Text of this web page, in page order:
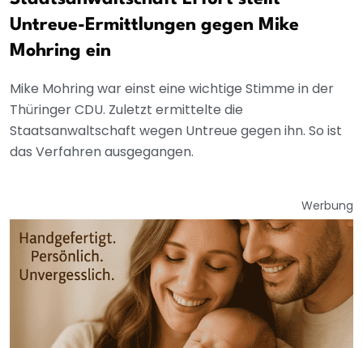
Untreue-Ermittlungen gegen Mike
Mohring ein
Mike Mohring war einst eine wichtige Stimme in der
Thüringer CDU. Zuletzt ermittelte die
Staatsanwaltschaft wegen Untreue gegen ihn. So ist
das Verfahren ausgegangen.
Werbung